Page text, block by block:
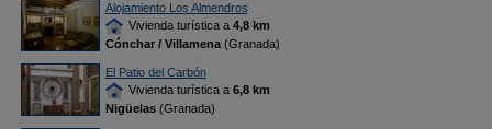
Alojamiento Los Almendros
Vivienda turística a 4,8 km
Cónchar / Villamena(Granada)
El Patio del Carbón
Vivienda turística a 6,8 km
Nigüelas(Granada)